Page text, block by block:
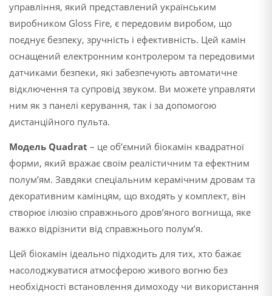
управління, який представлений українським
виробником Gloss Fire, є передовим виробом, що
поєднує безпеку, зручність і ефективність. Цей камін
оснащений електронним контролером та передовими
датчиками безпеки, які забезпечують автоматичне
відключення та супровід звуком. Ви можете управляти
ним як з панелі керування, так і за допомогою
дистанційного пульта.
Модель Quadrat – це об’ємний біокамін квадратної
форми, який вражає своїм реалістичним та ефектним
полум’ям. Завдяки спеціальним керамічним дровам та
декоративним камінцям, що входять у комплект, він
створює ілюзію справжнього дров’яного вогнища, яке
важко відрізнити від справжнього полум’я.
Цей біокамін ідеально підходить для тих, хто бажає
насолоджуватися атмосферою живого вогню без
необхідності встановлення димоходу чи використання